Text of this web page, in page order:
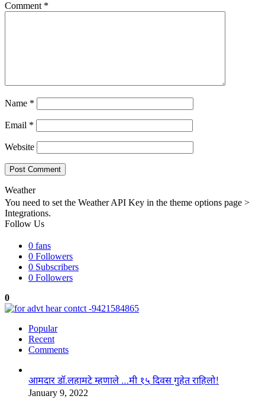
Comment *
Name *
Email *
Website
Weather
You need to set the Weather API Key in the theme options page >
Integrations.
Follow Us
0 fans
0 Followers
0 Subscribers
0 Followers
0
Popular
Recent
Comments
आमदार डॉ.लहामटे म्हणाले …मी १५ दिवस गुहेत राहिलो!
January 9, 2022